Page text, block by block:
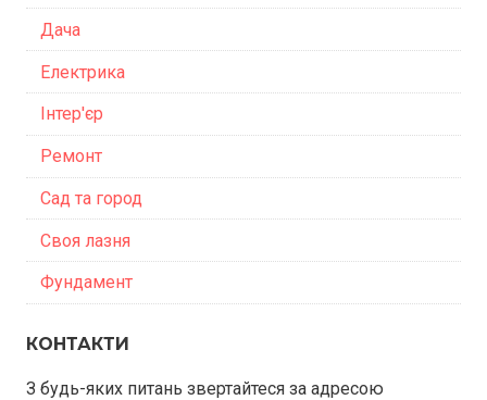
Дача
Електрика
Інтер'єр
Ремонт
Сад та город
Своя лазня
Фундамент
КОНТАКТИ
З будь-яких питань звертайтеся за адресою